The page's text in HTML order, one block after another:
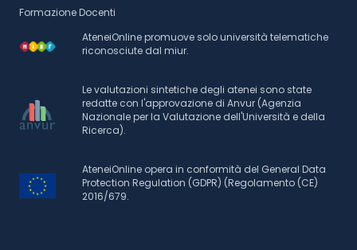
Formazione Docenti
AteneiOnline promuove solo università telematiche
riconosciute dal miur.
Le valutazioni sintetiche degli atenei sono state
redatte con l'approvazione di Anvur (Agenzia
Nazionale per la Valutazione dell'Università e della
Ricerca).
AteneiOnline opera in conformità del General Data
Protection Regulation (GDPR) (Regolamento (CE)
2016/679.